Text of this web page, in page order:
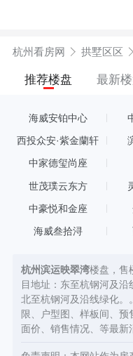
杭州看房网 拱墅区区
推荐楼盘 最新
海威安铂中心
西投众安·紫金蘭轩
中家德玺尚座
世茂璞云东方
中豪悦和金座
海威叁拾浔
杭州滨运映翠湾楼盘，售
目地址：东至杭钢河及沿
北至杭钢河及沿线绿化。
限、户型图、样板间、
面价、销售情况、等最新